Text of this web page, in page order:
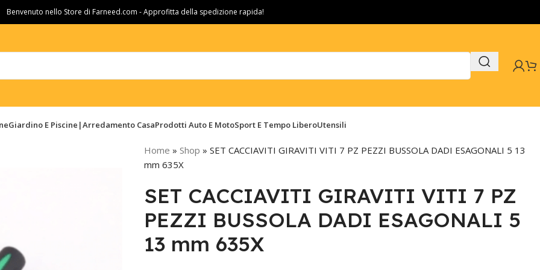
Benvenuto nello Store di Farneed.com - Approfitta della spedizione rapida!
Giardino E Piscine|Arredamento CasaProdotti Auto E MotoSport E Tempo LiberoUtensili
Home » Shop » SET CACCIAVITI GIRAVITI VITI 7 PZ PEZZI BUSSOLA DADI ESAGONALI 5 13
mm 635X
SET CACCIAVITI GIRAVITI VITI 7 PZ
PEZZI BUSSOLA DADI ESAGONALI 5
13 mm 635X